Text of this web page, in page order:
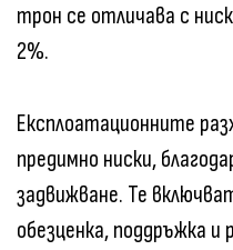
трон се отличава с
2%.
Експлоатационните
предимно ниски,
задвижване. Те
обезценка, поддръжка